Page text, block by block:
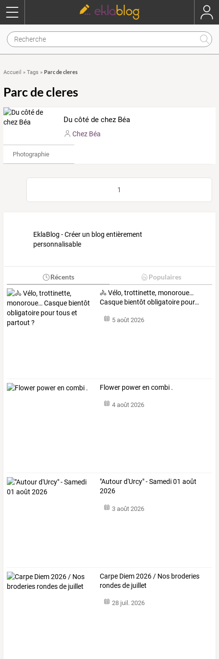
Accueil » Tags » Parc de cleres
Parc de cleres
Du côté de chez Béa
Chez Béa
Photographie
1
EklaBlog - Créer un blog entièrement
personnalisable
Récents Populaires
🚴Vélo,trottinette, monoroue…
Casque bientôt obligatoire pour…
5 août 2026
Flower power en combi .
4 août 2026
"Autour d'Urcy" - Samedi 01 août
2026
3 août 2026
Carpe Diem 2026 / Nos broderies
rondes de juillet
28 juil. 2026